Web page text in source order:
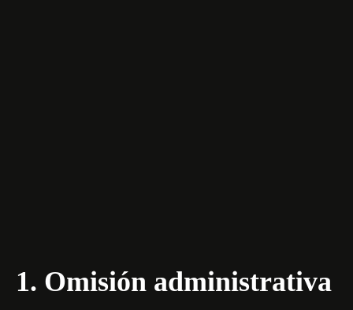
1. Omisión administrativa